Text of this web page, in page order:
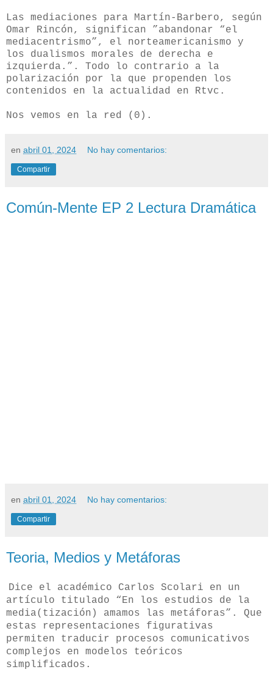
Las mediaciones para Martín-Barbero, según
Omar Rincón, significan ”abandonar “el
mediacentrismo”, el norteamericanismo y
los dualismos morales de derecha e
izquierda.”. Todo lo contrario a la
polarización por la que propenden los
contenidos en la actualidad en Rtvc.
Nos vemos en la red (0).
en abril 01, 2024 No hay comentarios:
Compartir
Común-Mente EP 2 Lectura Dramática
en abril 01, 2024 No hay comentarios:
Compartir
Teoria, Medios y Metáforas
Dice el académico Carlos Scolari en un
artículo titulado “En los estudios de la
media(tización) amamos las metáforas”. Que
estas representaciones figurativas
permiten traducir procesos comunicativos
complejos en modelos teóricos
simplificados.